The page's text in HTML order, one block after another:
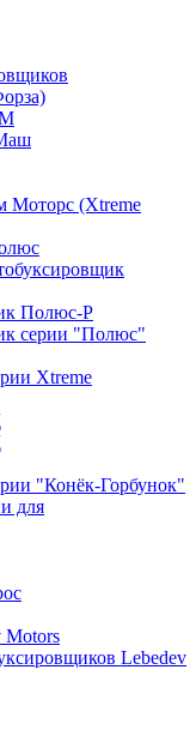
М
Моторс (Xtreme
Полюс-Р
серии "Полюс"
Xtreme
"Конёк-Горбунок"
для
Motors
Lebedev